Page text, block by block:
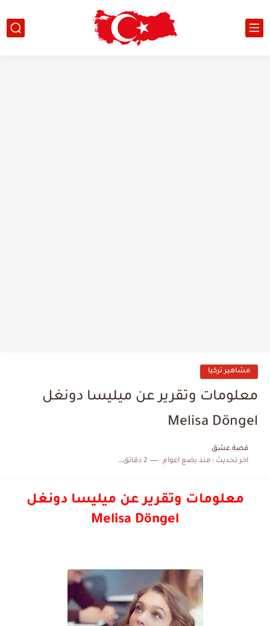
مشاهير تركيا
معلومات وتقرير عن ميليسا دونغل
Melisa Döngel
قصة عشق
اخر تحديث :منذ بضع اعوام 2 دقائق للقراءة
معلومات وتقرير عن ميليسا دونغل
Melisa Döngel